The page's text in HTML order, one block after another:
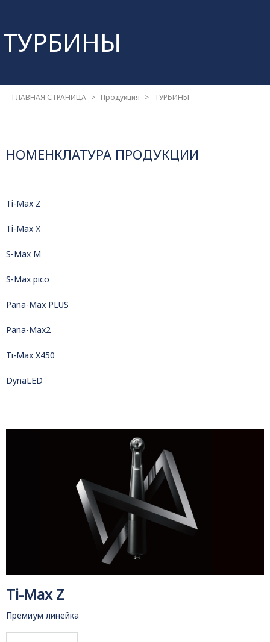
ТУРБИНЫ
ГЛАВНАЯ СТРАНИЦА Продукция ТУРБИНЫ
НОМЕНКЛАТУРА ПРОДУКЦИИ
Ti-Max Z
Ti-Max X
S-Max M
S-Max pico
Pana-Max PLUS
Pana-Max2
Ti-Max X450
DynaLED
Ti-Max Z
Премиум линейка